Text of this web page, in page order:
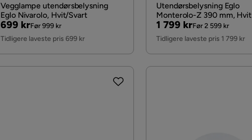
Vegglampe utendørsbelysning
Eglo Nivarolo, Hvit/Svart
Pris
699 kr
Original
Pris
Før 999 kr
Tidligere laveste pris 699 kr
Utendørsbelysning Eglo
Monterolo-Z 390 mm, Hvit
Pris
1 799 kr
Original
Pris
Før 2 599 kr
Tidligere laveste pris 1 799 kr